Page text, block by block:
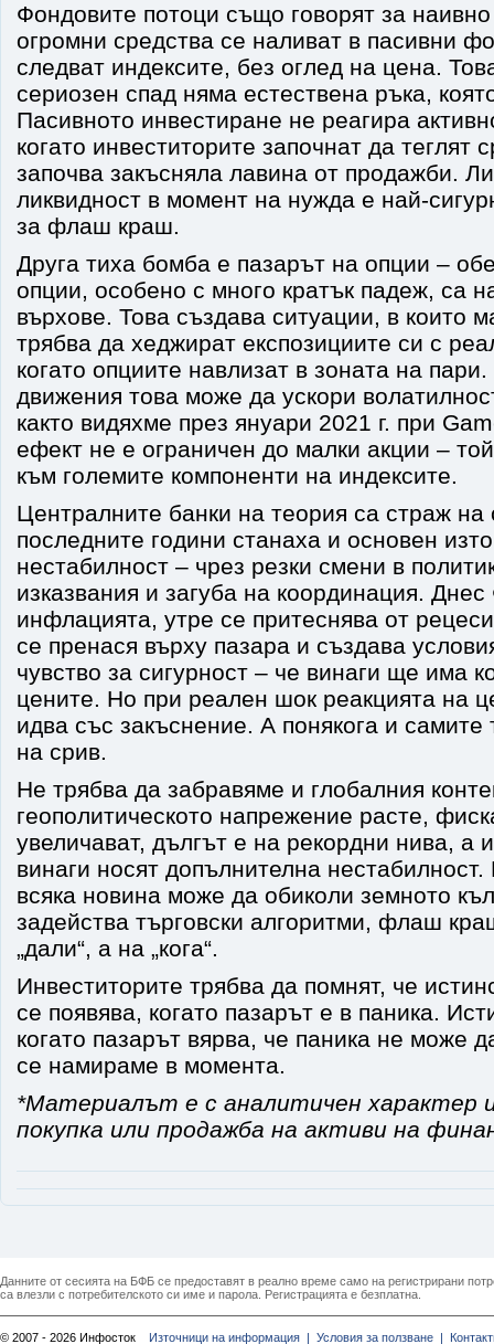
Фондовите потоци също говорят за
огромни средства се наливат в пасивни
следват индексите, без оглед на цена.
сериозен спад няма естествена ръка,
Пасивното инвестиране не реагира
когато инвеститорите започнат да теглят
започва закъсняла лавина от продажби.
ликвидност в момент на нужда е най-
за флаш краш.
Друга тиха бомба е пазарът на опции –
опции, особено с много кратък падеж, са
върхове. Това създава ситуации, в които
трябва да хеджират експозициите си с
когато опциите навлизат в зоната на
движения това може да ускори
както видяхме през януари 2021 г. при
ефект не е ограничен до малки акции –
към големите компоненти на индексите.
Централните банки на теория са страж на
последните години станаха и основен
нестабилност – чрез резки смени в
изказвания и загуба на координация.
инфлацията, утре се притеснява от
се пренася върху пазара и създава
чувство за сигурност – че винаги ще има
цените. Но при реален шок реакцията на
идва със закъснение. А понякога и самите
на срив.
Не трябва да забравяме и глобалния
геополитическото напрежение расте,
увеличават, дългът е на рекордни нива, а
винаги носят допълнителна нестабилност.
всяка новина може да обиколи земното
задейства търговски алгоритми, флаш
„дали“, а на „кога“.
Инвеститорите трябва да помнят, че
се появява, когато пазарът е в паника.
когато пазарът вярва, че паника не може
се намираме в момента.
*Материалът е с аналитичен характер
покупка или продажба на активи на
Данните от сесията на БФБ се предоставят в реално време само на регистрирани
са влезли с потребителското си име и парола. Регистрацията е безплатна.
© 2007 - 2026 Инфосток Източници на информация | Условия за ползване |